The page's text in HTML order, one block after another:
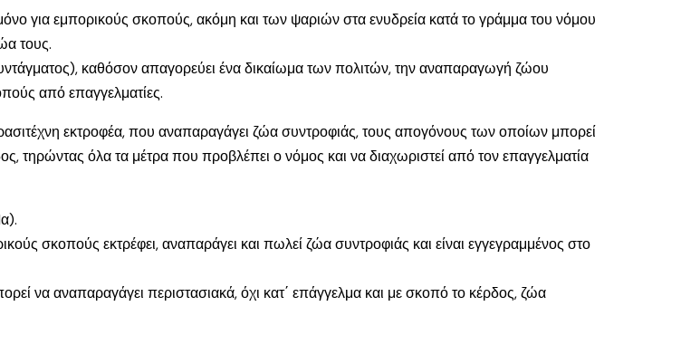
για εμπορικούς σκοπούς, ακόμη και των ψαριών στα ενυδρεία κατά το γράμμα του νόμου
τους.
καθόσον απαγορεύει ένα δικαίωμα των πολιτών, την αναπαραγωγή ζώου
από επαγγελματίες.
εκτροφέα, που αναπαραγάγει ζώα συντροφιάς, τους απογόνους των οποίων μπορεί
τηρώντας όλα τα μέτρα που προβλέπει ο νόμος και να διαχωριστεί από τον επαγγελματία
σκοπούς εκτρέφει, αναπαράγει και πωλεί ζώα συντροφιάς και είναι εγγεγραμμένος στο
να αναπαραγάγει περιστασιακά, όχι κατ΄ επάγγελμα και με σκοπό το κέρδος, ζώα